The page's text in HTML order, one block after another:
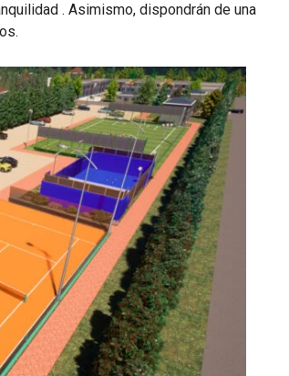
. Asimismo, dispondrán de una